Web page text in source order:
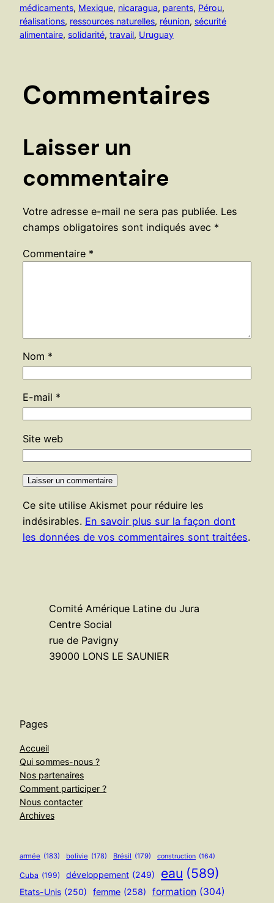
médicaments, Mexique, nicaragua, parents, Pérou
réalisations, ressources naturelles, réunion, sécurité
alimentaire, solidarité, travail, Uruguay
Commentaires
Laisser un
commentaire
Votre adresse e-mail ne sera pas publiée. Les
champs obligatoires sont indiqués avec *
Commentaire *
Nom *
E-mail *
Site web
Ce site utilise Akismet pour réduire les
indésirables. En savoir plus sur la façon dont
les données de vos commentaires sont traitées.
Comité Amérique Latine du Jura
Centre Social
rue de Pavigny
39000 LONS LE SAUNIER
Pages
Accueil
Qui sommes-nous ?
Nos partenaires
Comment participer ?
Nous contacter
Archives
armée (183) bolivie (178) Brésil (179) construction (164)
Cuba (199) développement (249) eau (589)
Etats-Unis (250) femme (258) formation (304)